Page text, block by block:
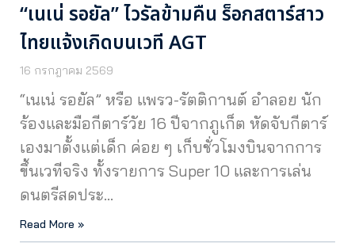
“เนเน่ รอยัล” ไวรัลข้ามคืน ร็อกสตาร์สาว
ไทยแจ้งเกิดบนเวที AGT
16 กรกฎาคม 2569
“เนเน่ รอยัล” หรือ แพรว-รัตติกานต์ อำลอย นัก
ร้องและมือกีตาร์วัย 16 ปีจากภูเก็ต หัดจับกีตาร์
เองมาตั้งแต่เด็ก ค่อย ๆ เก็บชั่วโมงบินจากการ
ขึ้นเวทีจริง ทั้งรายการ Super 10 และการเล่น
ดนตรีสดประ…
Read More »